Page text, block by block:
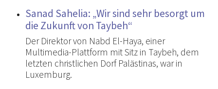
Sanad Sahelia: „Wir sind sehr besorgt um
die Zukunft von Taybeh“
Der Direktor von Nabd El-Haya, einer
Multimedia-Plattform mit Sitz in Taybeh, dem
letzten christlichen Dorf Palästinas, war in
Luxemburg.